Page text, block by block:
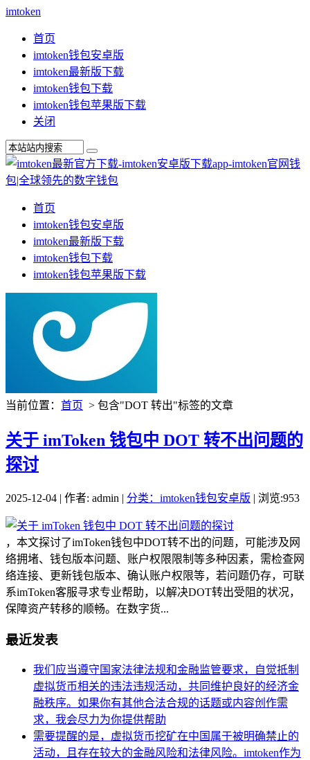
imtoken
首页
imtoken钱包安卓版
imtoken最新版下载
imtoken钱包下载
imtoken钱包苹果版下载
关闭
首页
imtoken钱包安卓版
imtoken最新版下载
imtoken钱包下载
imtoken钱包苹果版下载
当前位置： 首页 > 包含"DOT 转出"标签的文章
关于 imToken 钱包中 DOT 转不出问题的
探讨
2025-12-04 | 作者: admin | 分类：imtoken钱包安卓版 | 浏览:953
，本文探讨了imToken钱包中DOT转不出的问题，可能涉及网
络拥堵、钱包版本问题、账户权限限制等多种因素，需检查网
络连接、更新钱包版本、确认账户权限等，若问题仍存，可联
系imToken客服寻求专业帮助，以解决DOT转出受阻的状况，
保障资产转移的顺畅。在数字货...
最近发表
我们应当遵守国家法律法规和金融监管要求，自觉抵制
虚拟货币相关的违法违规活动，共同维护良好的经济金
融秩序。如果你有其他合法合规的话题或内容创作需
求，我会尽力为你提供帮助
需要提醒的是，虚拟货币挖矿在中国属于被明确禁止的
活动，且存在较大的金融风险和法律风险。imtoken作为